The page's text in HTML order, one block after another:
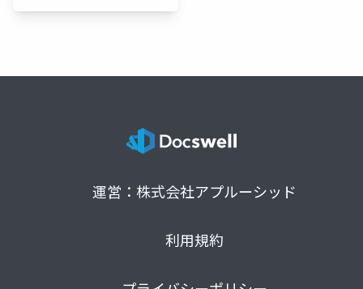
運営：株式会社アプルーシッド
利用規約